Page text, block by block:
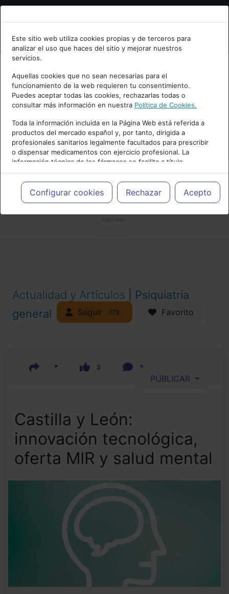
Bienvenid@ a psiquiatria.com
Escribe tu Email
Accede o regístrate con tu email.
Cancelar
Este sitio web utiliza cookies propias y de terceros para
analizar el uso que haces del sitio y mejorar nuestros
servicios.
Aquellas cookies que no sean necesarias para el
funcionamiento de la web requieren tu consentimiento.
Puedes aceptar todas las cookies, rechazarlas todas o
consultar más información en nuestra Política de Cookies.
Toda la información incluida en la Página Web está referida a
productos del mercado español y, por tanto, dirigida a
profesionales sanitarios legalmente facultados para prescribir
o dispensar medicamentos con ejercicio profesional. La
información técnica de los fármacos se facilita a título
meramente informativo, siendo responsabilidad de los
profesionales facultados prescribir medicamentos y decidir, en
cada caso concreto, el tratamiento más adecuado a las
necesidades del paciente.
Configurar cookies Rechazar Acepto
Actualidad y Artículos
Psiquiatría
general
Seguir 173 Favorito
3 2
PUBLICAR
Castilla y León:
innovación tecnológica,
oferta MIR y salud mental